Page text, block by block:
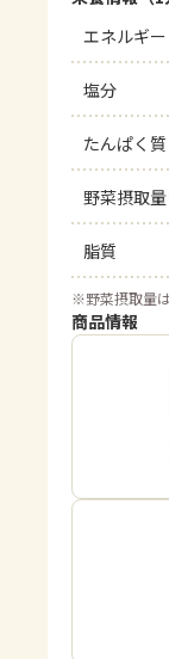
エネルギー
塩分
たんぱく質
野菜摂取
脂質
※野菜摂取量
商品情報